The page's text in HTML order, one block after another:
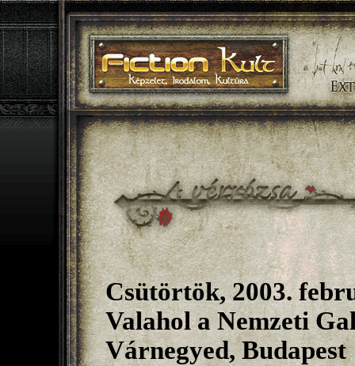
Csütörtök, 2003.
Valahol a Nemzeti
Várnegyed, Budapest